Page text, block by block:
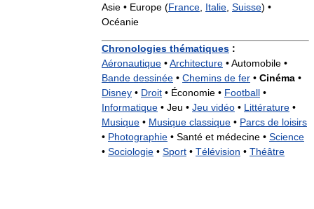
Asie • Europe (France, Italie, Suisse) •
Océanie
Chronologies thématiques :
Aéronautique •Architecture •Automobile •
Bande dessinée • Chemins de fer • Cinéma •
Disney • Droit • Économie • Football •
Informatique • Jeu • Jeu vidéo • Littérature •
Musique • Musique classique • Parcs de loisirs
• Photographie • Santé et médecine • Science
• Sociologie • Sport • Télévision • Théâtre